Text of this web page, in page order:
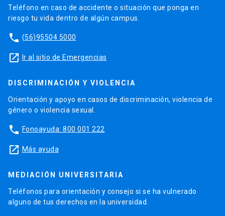
Teléfono en caso de accidente o situación que ponga en
riesgo tu vida dentro de algún campus.
phone (56)95504 5000
launch Ir al sitio de Emergencias
DISCRIMINACIÓN Y VIOLENCIA
Orientación y apoyo en casos de discriminación, violencia de
género o violencia sexual.
phone Fonoayuda: 800 001 222
launch Más ayuda
MEDIACIÓN UNIVERSITARIA
Teléfonos para orientación y consejo si se ha vulnerado
alguno de tus derechos en la universidad.